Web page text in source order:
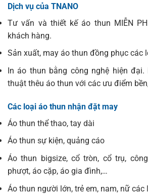
Dịch vụ của TNANO
Tư vấn và thiết kế áo thun MIỄN
khách hàng.
Sản xuất, may áo thun đồng phục các
In áo thun bằng công nghệ hiện
thuật thêu áo thun với các ưu điểm
Các loại áo thun nhận đặt may
Áo thun thể thao, tay dài
Áo thun sự kiện, quảng cáo
Áo thun bigsize, cổ tròn, cổ trụ,
phượt, áo cặp, áo gia đình,…
Áo thun người lớn, trẻ em, nam, nữ các